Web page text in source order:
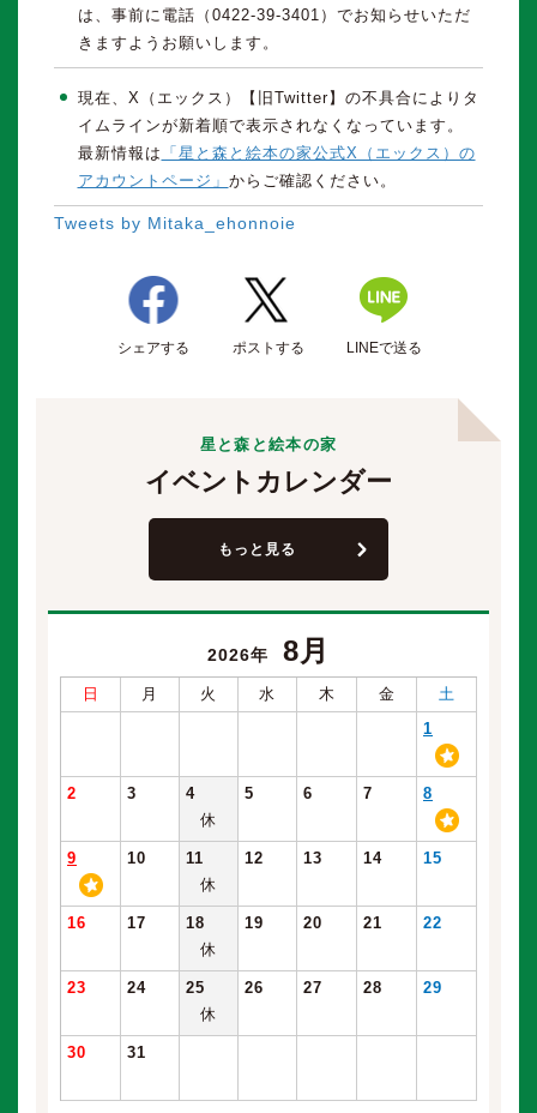
は、事前に電話（0422‐39‐3401）でお知らせいただ
きますようお願いします。
現在、X（エックス）【旧Twitter】の不具合によりタ
イムラインが新着順で表示されなくなっています。
最新情報は 「星と森と絵本の家公式X（エックス）の
アカウントページ」 からご確認ください。
Tweets by Mitaka_ehonnoie
シェアする ポストする LINEで送る
星と森と絵本の家
イベント カレンダー
もっと見る
2026年 8月
日 月 火 水 木 金
土
1
2 3
4
休
5 6 7 8
9 10
11
休
12 13 14 15
16 17
18
休
19 20 21 22
23 24
25
休
26 27 28 29
30 31